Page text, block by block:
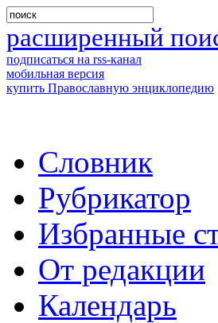
расширенный
подписаться на rss-канал
мобильная версия
купить Православную энциклопедию
Словник
Рубрикатор
Избранные
От редакции
Календарь